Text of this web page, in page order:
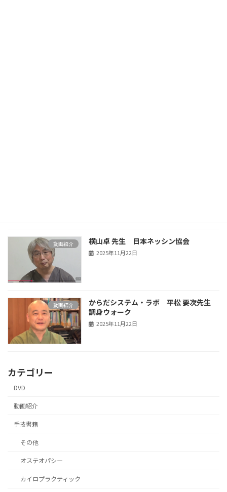
動画紹介 横山卓 先生 日本ネッシン協会
2025年11月22日
動画紹介
からだシステム・ラボ 平松 要次先生
調身ウォーク
2025年11月22日
カテゴリー
DVD
動画紹介
手技書籍
その他
オステオパシー
カイロプラクティック